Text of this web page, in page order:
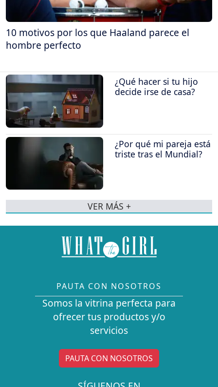
10 motivos por los que Haaland parece el
hombre perfecto
¿Qué hacer si tu hijo
decide irse de casa?
¿Por qué mi pareja está
triste tras el Mundial?
VER MÁS +
PAUTA CON NOSOTROS
Somos la vitrina perfecta para
ofrecer tus productos y/o
servicios
PAUTA CON NOSOTROS